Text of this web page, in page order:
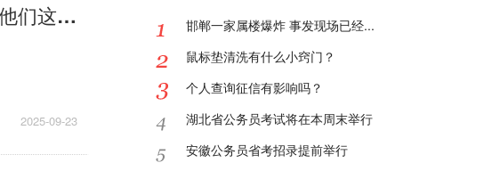
新华社权威速览·非凡“十四五”丨建设金融强国，他们这样干！-每日快播
2025-09-23
邯郸一家属楼爆炸 事发现场已经...
鼠标垫清洗有什么小窍门？
个人查询征信有影响吗？
湖北省公务员考试将在本周末举行
安徽公务员省考招录提前举行